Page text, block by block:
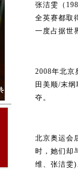
张洁雯（
全英赛都取
一度占据世
2008年北京
田美顺/末
夺。
北京奥运会
时，她们却
维、张洁雯